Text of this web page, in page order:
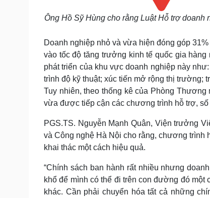
Ông Hồ Sỹ Hùng cho rằng Luật Hỗ trợ
Doanh nghiệp nhỏ và vừa hiện đóng góp
vào tốc độ tăng trưởng kinh tế quốc gia
phát triển của khu vực doanh nghiệp này
trình độ kỹ thuật; xúc tiến mở rộng thị trường;
Tuy nhiên, theo thống kê của Phòng
vừa được tiếp cận các chương trình hỗ trợ,
PGS.TS. Nguyễn Mạnh Quân, Viện trưởng
và Công nghệ Hà Nội cho rằng, chương
khai thác một cách hiệu quả.
“Chính sách ban hành rất nhiều nhưng
khổ để mình có thể đi trên con đường đó
khác. Cần phải chuyển hóa tất cả những